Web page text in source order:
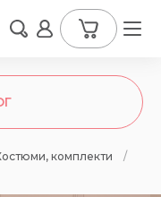
комплекти
/